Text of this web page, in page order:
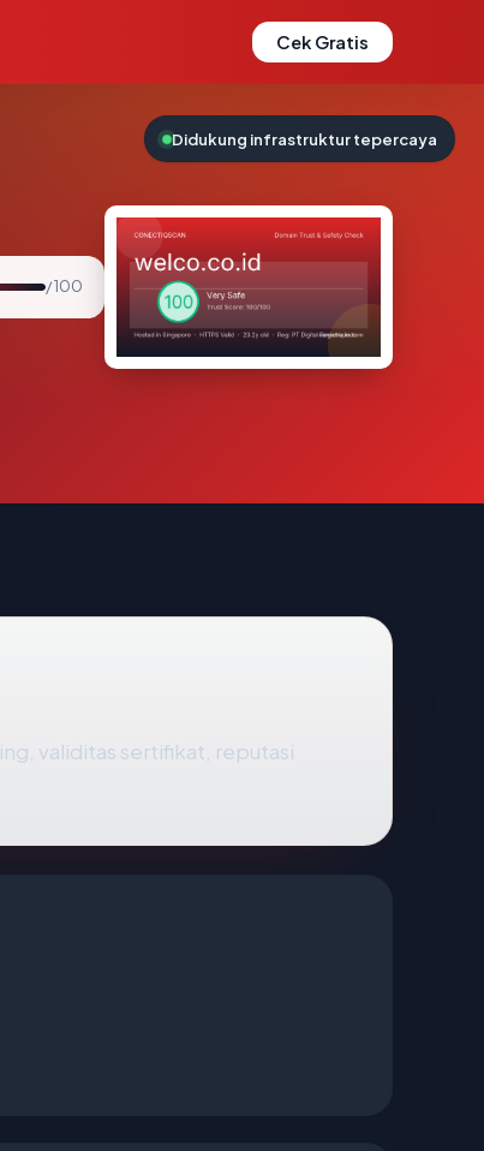
Cek Gratis
/ 100
validitas sertifikat, reputasi
Didukung infrastruktur tepercaya